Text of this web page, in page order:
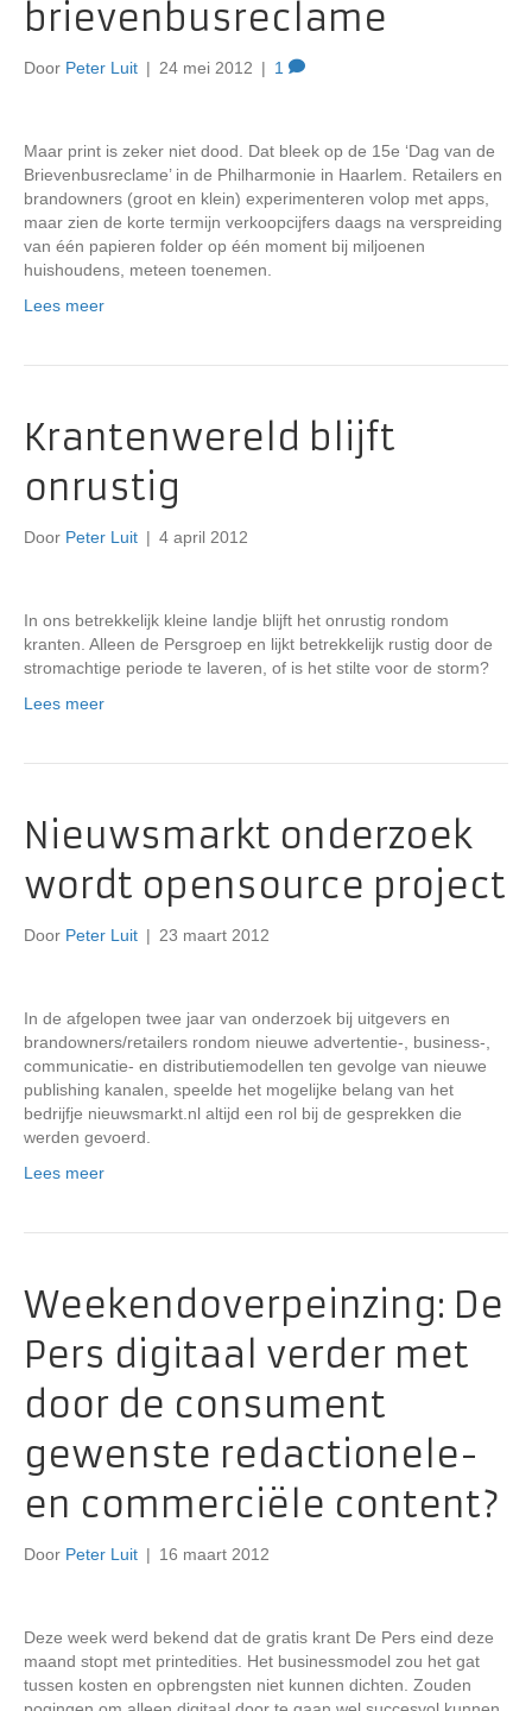
brievenbusreclame
Door Peter Luit | 24 mei 2012 | 1
Maar print is zeker niet dood. Dat bleek op de 15e ‘Dag van de
Brievenbusreclame’ in de Philharmonie in Haarlem. Retailers en
brandowners (groot en klein) experimenteren volop met apps,
maar zien de korte termijn verkoopcijfers daags na verspreiding
van één papieren folder op één moment bij miljoenen
huishoudens, meteen toenemen.
Lees meer
Krantenwereld blijft
onrustig
Door Peter Luit | 4 april 2012
In ons betrekkelijk kleine landje blijft het onrustig rondom
kranten. Alleen de Persgroep en lijkt betrekkelijk rustig door de
stromachtige periode te laveren, of is het stilte voor de storm?
Lees meer
Nieuwsmarkt onderzoek
wordt opensource project
Door Peter Luit | 23 maart 2012
In de afgelopen twee jaar van onderzoek bij uitgevers en
brandowners/retailers rondom nieuwe advertentie-, business-,
communicatie- en distributiemodellen ten gevolge van nieuwe
publishing kanalen, speelde het mogelijke belang van het
bedrijfje nieuwsmarkt.nl altijd een rol bij de gesprekken die
werden gevoerd.
Lees meer
Weekendoverpeinzing: De
Pers digitaal verder met
door de consument
gewenste redactionele-
en commerciële content?
Door Peter Luit | 16 maart 2012
Deze week werd bekend dat de gratis krant De Pers eind deze
maand stopt met printedities. Het businessmodel zou het gat
tussen kosten en opbrengsten niet kunnen dichten. Zouden